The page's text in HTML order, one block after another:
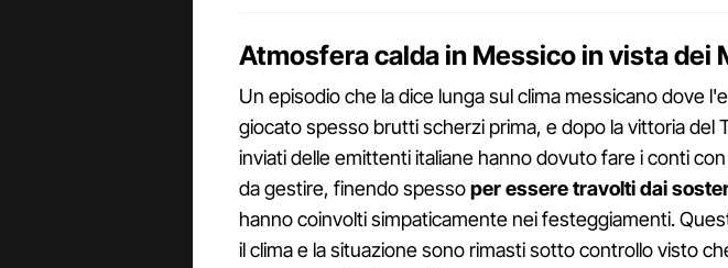
Atmosfera calda in Messico in vista dei
Un episodio che la dice lunga sul clima messicano dove
giocato spesso brutti scherzi prima, e dopo la vittoria del
inviati delle emittenti italiane hanno dovuto fare i conti
da gestire, finendo spessoper essere travolti dai
hanno coinvolti simpaticamente nei festeggiamenti.
il clima e la situazione sono rimasti sotto controllo visto